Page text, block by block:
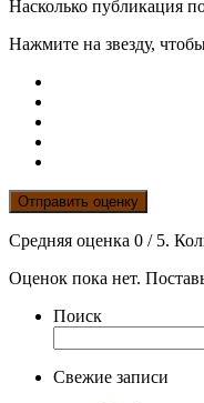
Насколько публикация
Нажмите на звезду,
Отправить оценку
Средняя оценка 0 / 5.
Оценок пока нет.
Поиск
Свежие записи